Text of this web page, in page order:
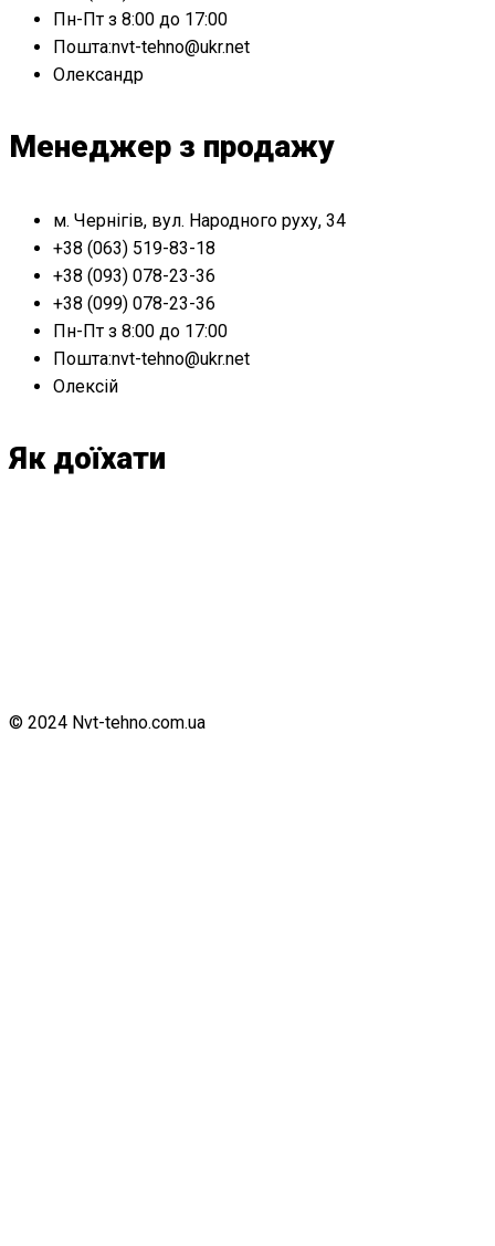
Пн-Пт з 8:00 до 17:00
Пошта:nvt-tehno@ukr.net
Олександр
Менеджер з продажу
м. Чернігів, вул. Народного руху, 34
+38 (063) 519-83-18
+38 (093) 078-23-36
+38 (099) 078-23-36
Пн-Пт з 8:00 до 17:00
Пошта:nvt-tehno@ukr.net
Олексій
Як доїхати
© 2024 Nvt-tehno.com.ua